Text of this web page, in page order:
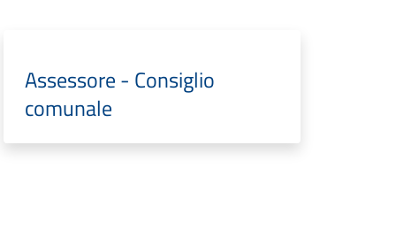
Assessore - Consiglio
comunale